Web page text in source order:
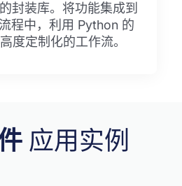
封装库。将功能集成到
程中，利用 Python 的
度定制化的工作流。
应用实例